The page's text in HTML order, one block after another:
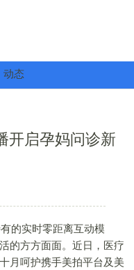
动态
开启孕妈问诊新
的实时零距离互动模
的方方面面。近日，医疗
月呵护携手美拍平台及美